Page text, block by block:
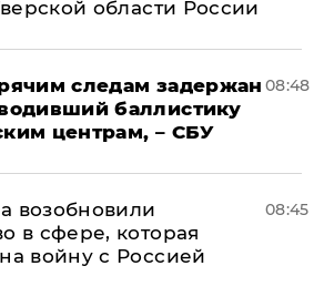
области России
следам задержан
баллистику
центрам, – СБУ
08:48
возобновили
в сфере, которая
войну с Россией
08:45